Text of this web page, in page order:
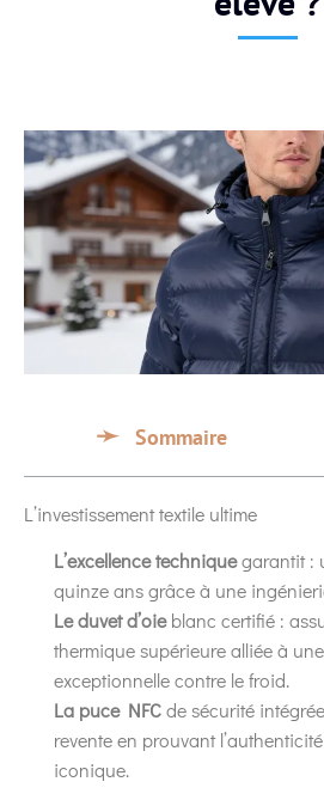
Sommaire
L’investissement textile ultime
L’excellence techniquegarantit :
quinze ans grâce à une
Le duvet d’oieblanc certifié :
thermique supérieure alliée à
exceptionnelle contre le froid.
La puce NFCde sécurité
revente en prouvant
iconique.